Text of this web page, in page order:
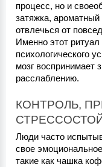
процесс, но и
затяжка, ароматный
отвлечься от
Именно этот
психологического
мозг воспринимает
расслаблению.
КОНТРОЛЬ,
Люди часто
свое
такие как чашка